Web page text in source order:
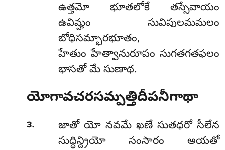
ఉత్తమో భూతలోకే తస్సేవాయం
ఉవిమ్హం సువిపులమమలం
బోధిసమ్భారభూతం,
హేతుం హేత్వానురూపం సుగతగతఫలం
భాసతో మే సుణాథ.
యోగావచరసమ్పత్తిదీపనీగాథా
౩.
జాతో యో నవమే ఖణే సుతధరో సీలేన
సుద్ధిన్ద్రియో సంసారం అయతో